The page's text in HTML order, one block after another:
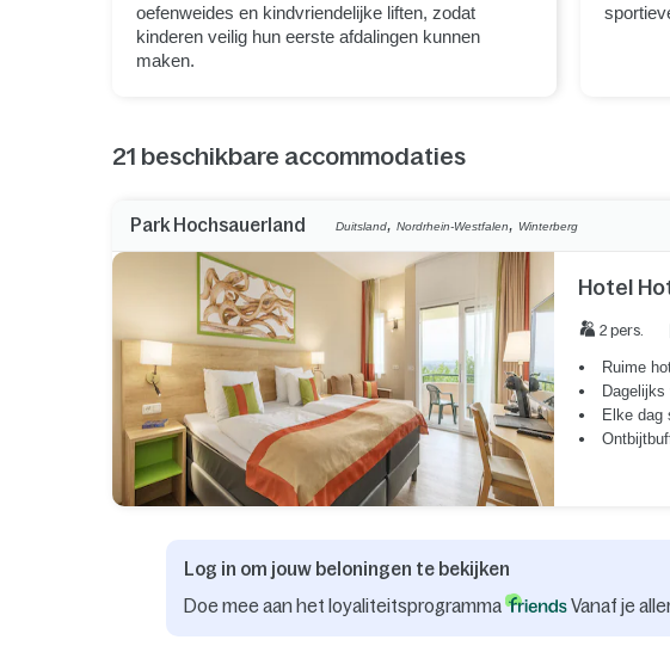
oefenweides en kindvriendelijke liften, zodat
kinderen veilig hun eerste afdalingen kunnen
maken.
21 beschikbare accommodaties
Park Hochsauerland Duitsland,Nordrhein-Westfalen, Winterberg
Hotel
2 pers.
Ruime
Elke dag
Log in om jouw beloningen te bekijken
Doe mee aan het loyaliteitsprogramma
Vanaf je